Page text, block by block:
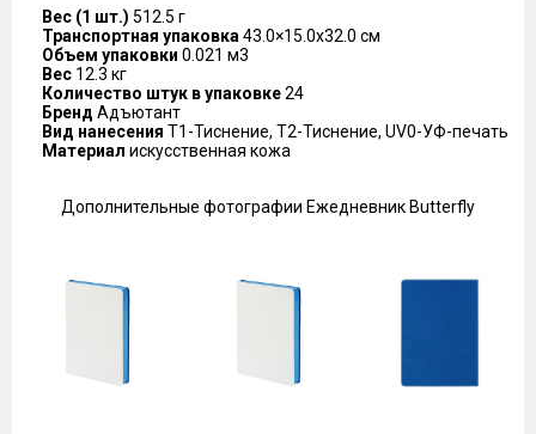
Вес (1 шт.) 512.5 г
Транспортная упаковка 43.0×15.0x32.0 см
Объем упаковки 0.021 м3
Вес 12.3 кг
Количество штук в упаковке24
Бренд Адъютант
Вид нанесения T1-Тиснение, T2-Тиснение, UV0-УФ-печать
Материал искусственная кожа
Дополнительные фотографии Ежедневник Butterfly